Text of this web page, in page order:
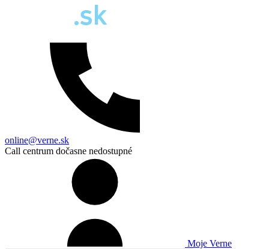
online@verne.sk
Call centrum dočasne nedostupné
Moje Verne